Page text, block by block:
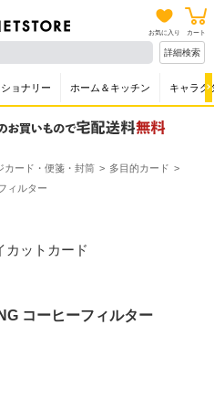
お気に入り カート
詳細検索
ョナリー ホーム＆キッチン キャラク
カード・便箋・封筒
多目的カード
ィルター
カットカード
コーヒーフィルター